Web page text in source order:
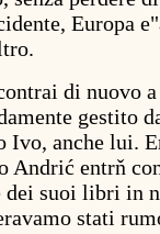
Europa
di nuovo
gestito
Ivo, anche lui.
Andrić entrň
dei suoi libri in
stati